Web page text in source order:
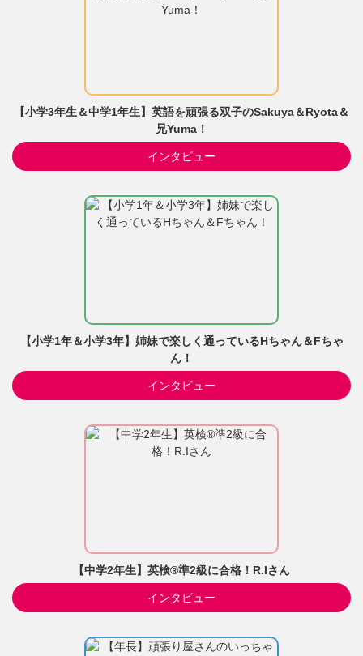
【小学3年生＆中学1年生】英語を頑張る双子のSakuya＆Ryota＆
兄Yuma！
インタビュー
【小学1年＆小学3年】姉妹で楽しく通っているHちゃん＆Fちゃ
ん！
インタビュー
【中学2年生】英検®準2級に合格！R.Iさん
インタビュー